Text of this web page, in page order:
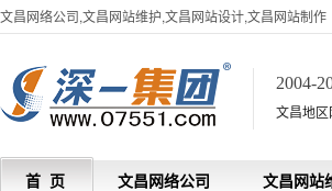
文昌网络公司,文昌网站维护,文昌网站设计,文昌网站制作
2004-
文昌地
首 页 文昌网络公司 文昌网站